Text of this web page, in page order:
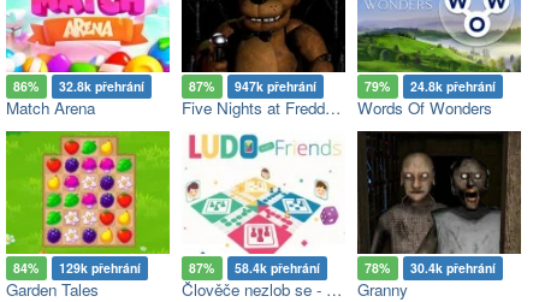
86% 32.8k přehrání
Match Arena
87% 947k přehrání
Five Nights at Freddy's
79% 24.8k přehrání
Words Of Wonders
84% 129k přehrání
Garden Tales
87% 58.4k přehrání
Člověče nezlob se - Multiplayer
78% 30.4k přehrání
Granny